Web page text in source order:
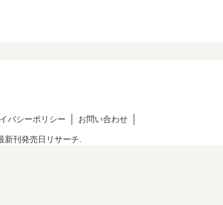
バシーポリシー お問い合わせ
新刊発売日リサーチ.